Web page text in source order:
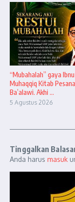
“Mubahalah” gaya
Muhaqqiq Kitab
Ba’alawi. Akhi ...
5 Agustus 2026
Tinggalkan
Anda harus masuk